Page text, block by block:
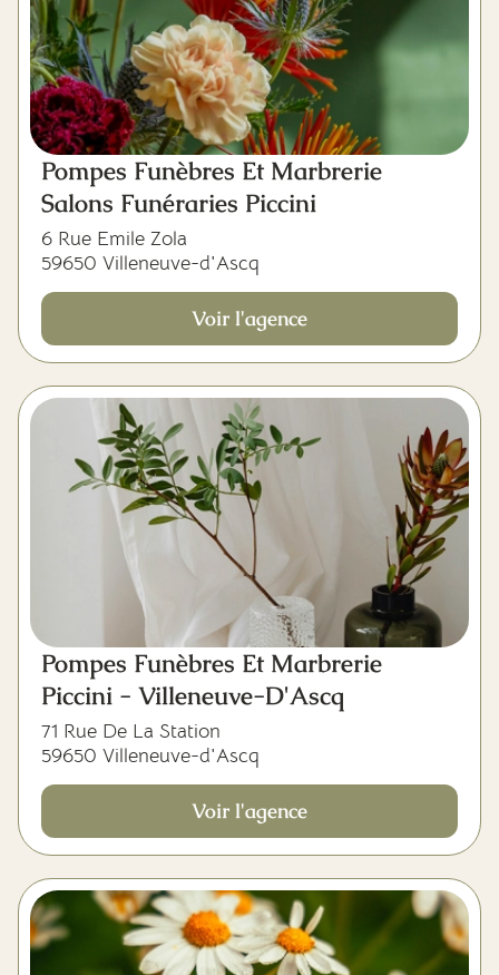
Pompes Funèbres Et Marbrerie
Salons Funéraries Piccini
6 Rue Emile Zola
59650 Villeneuve-d'Ascq
Voir l'agence
Pompes Funèbres Et Marbrerie
Piccini - Villeneuve-D'Ascq
71 Rue De La Station
59650 Villeneuve-d'Ascq
Voir l'agence